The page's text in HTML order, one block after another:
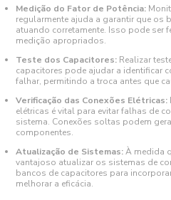
Medição do Fator de Potência:
regularmente ajuda a garantir que os
atuando corretamente. Isso pode ser
medição apropriados.
Teste dos Capacitores: Realizar
capacitores pode ajudar a identificar
falhar, permitindo a troca antes que
Verificação das Conexões Elétricas:
elétricas é vital para evitar falhas de
sistema. Conexões soltas podem
componentes.
Atualização de Sistemas:À medida
vantajoso atualizar os sistemas de
bancos de capacitores para
melhorar a eficácia.